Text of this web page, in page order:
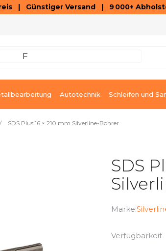
| Günstiger Versand | 9 000+
Autotechnik Schleifen und
/ SDS Plus 16 × 210 mm Silverline-Bohrer
SDS
Marke:
Verfügbarkeit